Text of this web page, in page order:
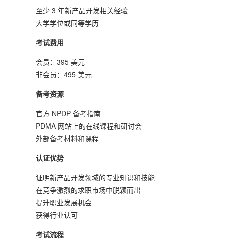
至少 3 年新产品开发相关经验
大学学位或同等学历
考试费用
会员：395 美元
非会员：495 美元
备考资源
官方 NPDP 备考指南
PDMA 网站上的在线课程和研讨会
外部备考材料和课程
认证优势
证明新产品开发领域的专业知识和技能
在竞争激烈的求职市场中脱颖而出
提升职业发展机会
获得行业认可
考试流程